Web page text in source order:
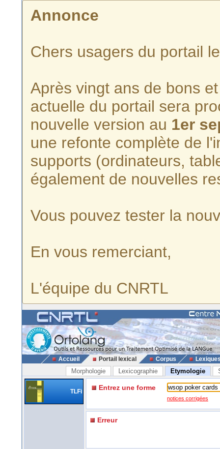
Annonce
Chers usagers du portail
Après vingt ans de bons
actuelle du portail sera
nouvelle version au 1er
une refonte complète de
supports (ordinateurs,
également de nouvelles
Vous pouvez tester la
En vous remerciant,
L'équipe du CNRTL
Accueil Portail lexical Corpus
Morphologie Lexicographie Etymologie
TLFi Entrez une forme
notices corrigées
Erreur